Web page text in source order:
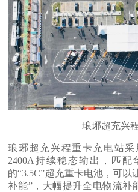
琅琊超充兴
琅琊超充兴程重卡充电站
2400A持续稳态输出，匹
的“3.5C”超充重卡电池，可以
补能”，大幅提升全电物流补